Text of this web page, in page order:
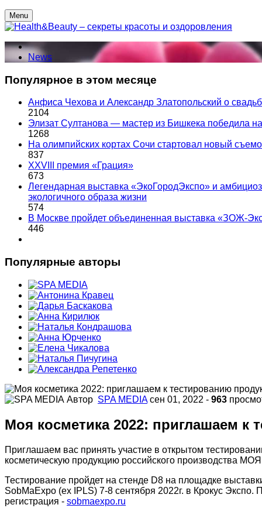
Menu
News
Популярное в этом месяце
Анфиса Чехова и Александр Златопольский о
2104
Элизат Султанова — мастер из Бишкека победила
1268
На олимпийских кортах Сочи стартовал новый
837
XXVIII премия «Грация»
673
Легендарная выставка «ЭкоГородЭкспо» и
экологичного образа жизни
574
В Москве пройдет объединенная выставка «ЗОЖ-
446
Популярные авторы
Автор SPA MEDIA сен 01, 2022 - 963
Моя косметика 2022: приглашаем к
Приглашаем вас принять участие в открытом
косметическую продукцию российского производства
Тестирование пройдет на стенде D8 на площадке
SobMaExpo (ex IPLS) 7-8 сентября 2022г. в Крокус
регистрация - sobmaexpo.ru